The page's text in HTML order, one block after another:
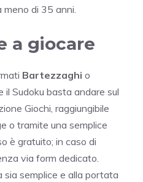
di 35 anni.
a giocare
Bartezzaghi o
il Sudoku basta andare sul
Giochi, raggiungibile
o tramite una semplice
è gratuito; in caso di
via form dedicato.
sia semplice e alla portata